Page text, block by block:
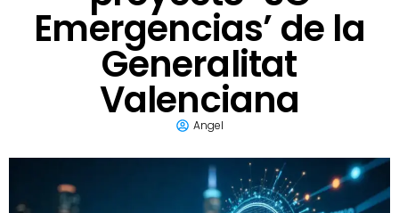
Emergencias’ de la
Generalitat
Valenciana
Angel